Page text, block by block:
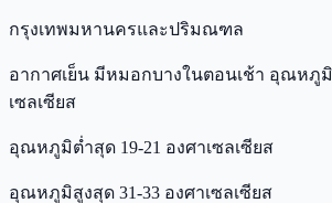
กรุงเทพมหานครและปริมณฑล
อากาศเย็น มีหมอกบางในตอนเช้า อุณหภูมิ
เซลเซียส
อุณหภูมิต่ำสุด 19-21 องศาเซลเซียส
อุณหภูมิสูงสุด 31-33 องศาเซลเซียส